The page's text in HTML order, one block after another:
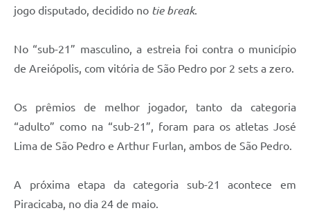
jogo disputado, decidido no tie break.
No “sub-21” masculino, a estreia foi contra o município
de Areiópolis, com vitória de São Pedro por 2 sets a zero.
Os prêmios de melhor jogador, tanto da categoria
“adulto” como na “sub-21”, foram para os atletas José
Lima de São Pedro e Arthur Furlan, ambos de São Pedro.
A próxima etapa da categoria sub-21 acontece em
Piracicaba, no dia 24 de maio.